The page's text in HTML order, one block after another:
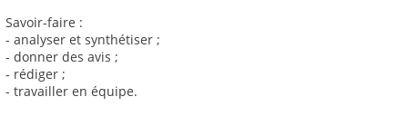
Savoir-faire :
- analyser et synthétiser ;
- donner des avis ;
- rédiger ;
- travailler en équipe.